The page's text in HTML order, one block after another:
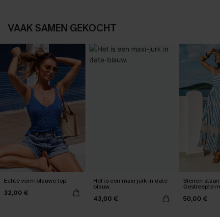
VAAK SAMEN GEKOCHT
Echte vorm blauwe top
32,00 €
Het is een maxi-jurk in date-
blauw.
43,00 €
Sterren
Gestreepte
50,00 €